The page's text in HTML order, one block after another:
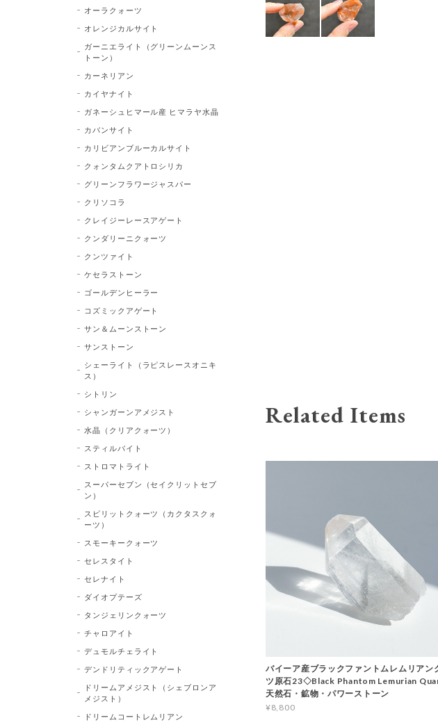
Related Items
バイーア産ブラックファントムレムリアン
ツ原石23◇Black Phantom Lemurian
天然石・鉱物・パワーストーン
¥8,800
オーラクォーツ
オレンジカルサイト
ガーニエライト（グリーンムーンス
トーン）
カーネリアン
カイヤナイト
ガネーシュヒマール産 ヒマラヤ水晶
カバンサイト
カリビアンブルーカルサイト
クォンタムクアトロシリカ
グリーンフラワージャスパー
クリソコラ
クレイジーレースアゲート
クンダリーニクォーツ
クンツァイト
ケセラストーン
ゴールデンヒーラー
コズミックアゲート
サン＆ムーンストーン
サンストーン
シェーライト（ラピスレースオニキ
ス）
シトリン
シャンガーンアメジスト
水晶（クリアクォーツ）
スティルバイト
ストロマトライト
スーパーセブン（セイクリットセブ
ン）
スピリットクォーツ（カクタスクォ
ーツ）
スモーキークォーツ
セレスタイト
セレナイト
ダイオプテーズ
タンジェリンクォーツ
チャロアイト
デュモルチェライト
デンドリティックアゲート
ドリームアメジスト（シェブロンア
メジスト）
ドリームコートレムリアン